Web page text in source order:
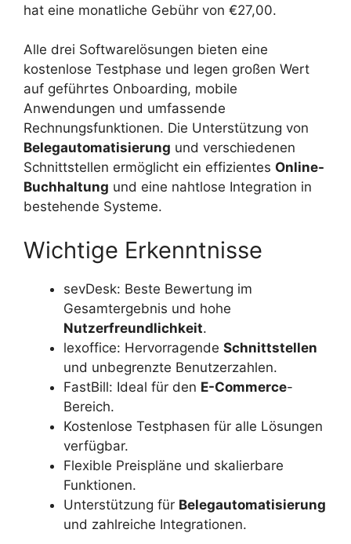
hat eine monatliche Gebühr von €27,00.
Alle drei Softwarelösungen bieten eine
kostenlose Testphase und legen großen Wert
auf geführtes Onboarding, mobile
Anwendungen und umfassende
Rechnungsfunktionen. Die Unterstützung von
Belegautomatisierung und verschiedenen
Schnittstellen ermöglicht ein effizientes Online-
Buchhaltung und eine nahtlose Integration in
bestehende Systeme.
Wichtige Erkenntnisse
sevDesk: Beste Bewertung im
Gesamtergebnis und hohe
Nutzerfreundlichkeit.
lexoffice: Hervorragende Schnittstellen
und unbegrenzte Benutzerzahlen.
FastBill: Ideal für den E-Commerce-
Bereich.
Kostenlose Testphasen für alle Lösungen
verfügbar.
Flexible Preispläne und skalierbare
Funktionen.
Unterstützung für Belegautomatisierung
und zahlreiche Integrationen.